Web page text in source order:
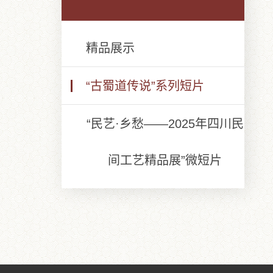
精品展示
“古蜀道传说”系列短片
“民艺·乡愁——2025年四川民
间工艺精品展”微短片